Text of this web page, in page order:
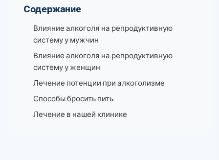
Содержание
Влияние алкоголя на репродуктивную
систему у мужчин
Влияние алкоголя на репродуктивную
систему у женщин
Лечение потенции при алкоголизме
Способы бросить пить
Лечение в нашей клинике